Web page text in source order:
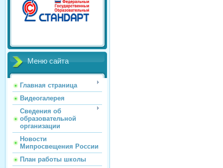
Меню сайта
Главная страница
Видеогалерея
Сведения об
образовательной
организации
Новости
Мипросвещения России
План работы школы